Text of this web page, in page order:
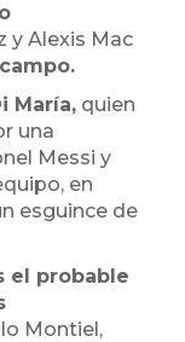
y Alexis Mac
María, quien
una
Messi y
en
esguince de
el probable
Montiel,